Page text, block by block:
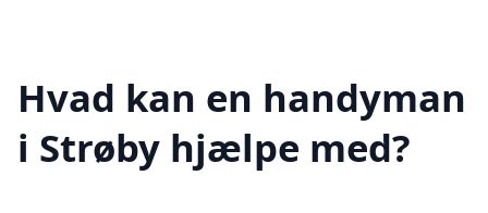
Hvad kan en handyman
i Strøby hjælpe med?